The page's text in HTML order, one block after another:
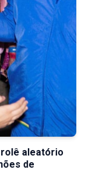
rolê aleatório
de